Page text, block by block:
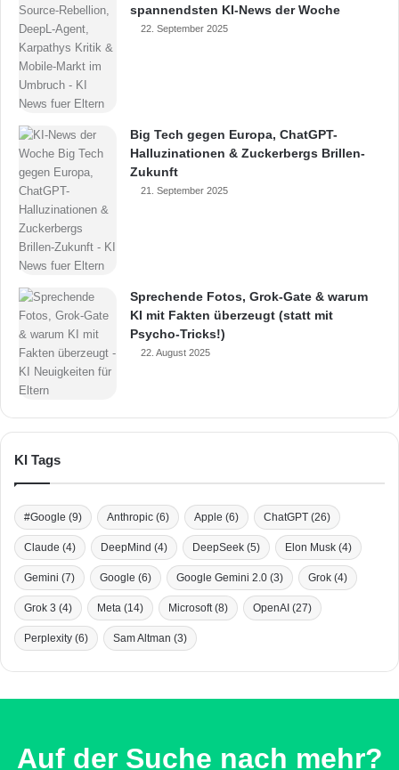
spannendsten KI-News der Woche
22. September 2025
Big Tech gegen Europa, ChatGPT-
Halluzinationen & Zuckerbergs Brillen-
Zukunft
21. September 2025
Sprechende Fotos, Grok-Gate & warum
KI mit Fakten überzeugt (statt mit
Psycho-Tricks!)
22. August 2025
KI Tags
#Google (9) Anthropic (6) Apple (6) ChatGPT (26)
Claude (4) DeepMind (4) DeepSeek (5) Elon Musk (4)
Gemini (7) Google (6) Google Gemini 2.0 (3) Grok (4)
Grok 3 (4) Meta (14) Microsoft(8) OpenAI (27)
Perplexity (6) Sam Altman (3)
Auf der Suche nach mehr?